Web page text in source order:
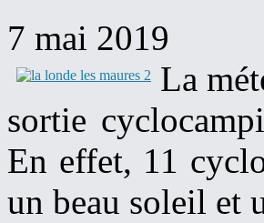
7 mai 2019
La
sortie
En effet, 11
un beau soleil et